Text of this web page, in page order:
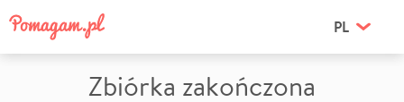
PL
Zbiórka zakończona